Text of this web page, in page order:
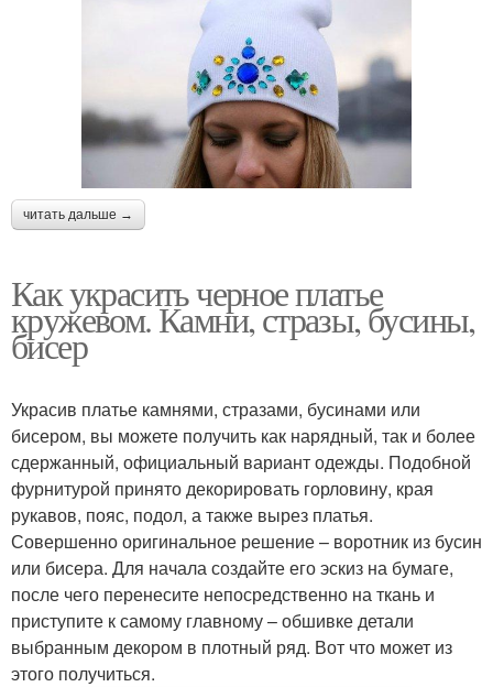
читать дальше →
Как украсить черное платье
кружевом. Камни, стразы, бусины,
бисер
Украсив платье камнями, стразами, бусинами или
бисером, вы можете получить как нарядный, так и более
сдержанный, официальный вариант одежды. Подобной
фурнитурой принято декорировать горловину, края
рукавов, пояс, подол, а также вырез платья.
Совершенно оригинальное решение – воротник из бусин
или бисера. Для начала создайте его эскиз на бумаге,
после чего перенесите непосредственно на ткань и
приступите к самому главному – обшивке детали
выбранным декором в плотный ряд. Вот что может из
этого получиться.